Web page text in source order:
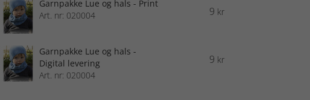
Garnpakke Lue og hals - Print
Art. nr: 020004
9 kr
Garnpakke Lue og hals -
Digital levering
Art. nr: 020004
9 kr